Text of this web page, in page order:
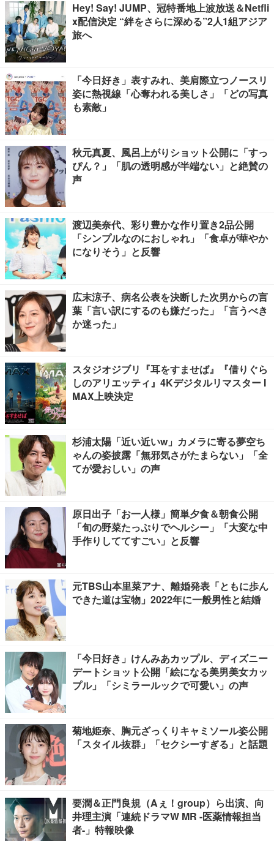
Hey! Say! JUMP、冠特番地上波放送＆Netfli
x配信決定 “絆をさらに深める”2人1組アジア
旅へ
「今日好き」表すみれ、美肩際立つノースリ
姿に熱視線「心奪われる美しさ」「どの写真
も素敵」
秋元真夏、風呂上がりショット公開に「すっ
ぴん？」「肌の透明感が半端ない」と絶賛の
声
渡辺美奈代、彩り豊かな作り置き2品公開
「シンプルなのにおしゃれ」「食卓が華やか
になりそう」と反響
広末涼子、病名公表を決断した次男からの言
葉「言い訳にするのも嫌だった」「言うべき
か迷った」
スタジオジブリ『耳をすませば』『借りぐら
しのアリエッティ』4Kデジタルリマスター I
MAX上映決定
杉浦太陽「近い近いw」カメラに寄る夢空ち
ゃんの姿披露「無邪気さがたまらない」「全
てが愛おしい」の声
原日出子「お一人様」簡単夕食＆朝食公開
「旬の野菜たっぷりでヘルシー」「大変な中
手作りしててすごい」と反響
元TBS山本里菜アナ、離婚発表「ともに歩ん
できた道は宝物」2022年に一般男性と結婚
「今日好き」けんみあカップル、ディズニー
デートショット公開「絵になる美男美女カッ
プル」「シミラールックで可愛い」の声
菊地姫奈、胸元ざっくりキャミソール姿公開
「スタイル抜群」「セクシーすぎる」と話題
要潤＆正門良規（Aぇ！group）ら出演、向
井理主演「連続ドラマW MR -医薬情報担当
者-」特報映像